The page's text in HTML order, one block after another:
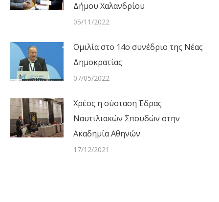
Δήμου Χαλανδρίου
05/11/2022
Ομιλία στο 14ο συνέδριο της Νέας
Δημοκρατίας
07/05/2022
Χρέος η σύσταση Έδρας
Ναυτιλιακών Σπουδών στην
Ακαδημία Αθηνών
17/12/2021